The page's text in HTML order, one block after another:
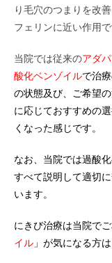
り毛穴のつまりを改
フェリンに近い作用で
当院では従来のアダ
酸化ベンゾイルで治
の状態及び、ご希望
に応じておすすめの
くなった感じです。
なお、当院では過
すべて説明して適切
います。
にきび治療は当院で
イル 」が気になる方